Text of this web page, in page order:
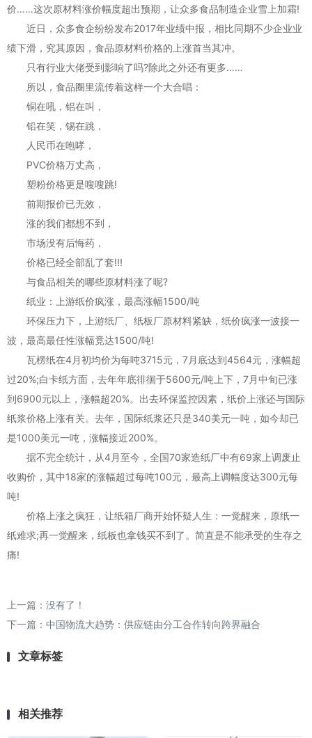
价……这次原材料涨价幅度超出预期，让众多食品制造企业雪上加霜!
近日，众多食企纷纷发布2017年业绩中报，相比同期不少企业业
绩下滑，究其原因，食品原材料价格的上涨首当其冲。
只有行业大佬受到影响了吗?除此之外还有更多……
所以，食品圈里流传着这样一个大合唱：
铜在吼，铝在叫，
铅在笑，锡在跳，
人民币在咆哮，
PVC价格万丈高，
塑粉价格更是嗖嗖跳!
前期报价已无效，
涨的我们都想不到，
市场没有后悔药，
价格已经全部乱了套!!!
与食品相关的哪些原材料涨了呢?
纸业：上游纸价疯涨，最高涨幅1500/吨
环保压力下，上游纸厂、纸板厂原材料紧缺，纸价疯涨一波接一
波，最高最任性涨幅竟达1500/吨!
瓦楞纸在4月初均价为每吨3715元，7月底达到4564元，涨幅超
过20%;白卡纸方面，去年年底徘徊于5600元/吨上下，7月中旬已涨
到6900元以上，涨幅超20%。出去环保监控因素，纸价上涨还与国际
纸浆价格上涨有关。去年，国际纸浆还只是340美元一吨，如今却已
是1000美元一吨，涨幅接近200%。
据不完全统计，从4月至今，全国70家造纸厂中有69家上调废止
收购价，其中18家的涨幅超过每吨100元，最高上调幅度达300元每
吨!
价格上涨之疯狂，让纸箱厂商开始怀疑人生：一觉醒来，原纸一
纸难求;再一觉醒来，纸板也拿钱买不到了。简直是不能承受的生存之
痛!
上一篇：没有了！
下一篇： 中国物流大趋势：供应链由分工合作转向跨界融合
文章标签
相关推荐